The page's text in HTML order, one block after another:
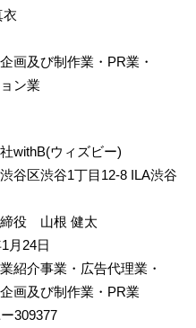
画及び制作業・PR業・
業
ウィズビー)
谷1丁目12-8 ILA渋谷
根 健太
日
業・広告代理業・
作業・PR業
309377